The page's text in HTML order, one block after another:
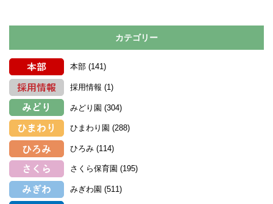
カテゴリー
本部 (141)
採用情報 (1)
みどり園 (304)
ひまわり園 (288)
ひろみ (114)
さくら保育園 (195)
みぎわ園 (511)